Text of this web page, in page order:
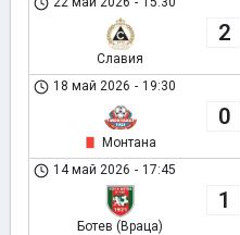
Славия
2
18 май 2026 - 19:30
Монтана
0
14 май 2026 - 17:45
Ботев (Враца)
1